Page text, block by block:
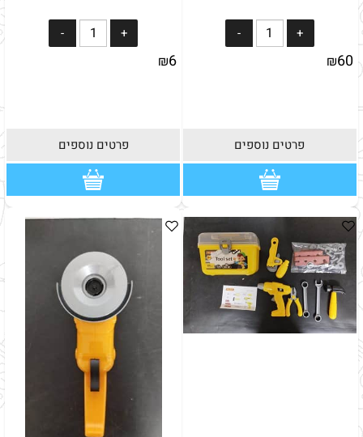
₪60
פרטים נוספים
₪6
פרטים נוספים